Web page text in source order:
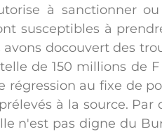
à sanctionner
susceptibles à
docouvert des
de 150 millions de
régression au fixe de
à la source. Par
n'est pas digne du